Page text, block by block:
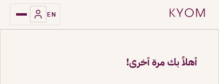
EN
أهلاً بك مرة أخرى!